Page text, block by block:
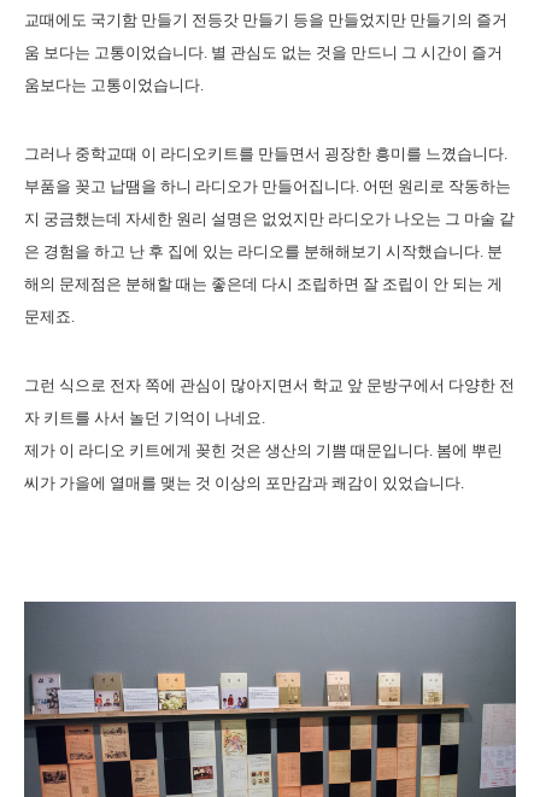
교때에도 국기함 만들기 전등갓 만들기 등을 만들었지만 만들기의 즐거
움 보다는 고통이었습니다. 별 관심도 없는 것을 만드니 그 시간이 즐거
움보다는 고통이었습니다.
그러나 중학교때 이 라디오키트를 만들면서 굉장한 흥미를 느꼈습니다.
부품을 꽂고 납땜을 하니 라디오가 만들어집니다. 어떤 원리로 작동하는
지 궁금했는데 자세한 원리 설명은 없었지만 라디오가 나오는 그 마술 같
은 경험을 하고 난 후 집에 있는 라디오를 분해해보기 시작했습니다. 분
해의 문제점은 분해할 때는 좋은데 다시 조립하면 잘 조립이 안 되는 게
문제죠.
그런 식으로 전자 쪽에 관심이 많아지면서 학교 앞 문방구에서 다양한 전
자 키트를 사서 놀던 기억이 나네요.
제가 이 라디오 키트에게 꽂힌 것은 생산의 기쁨 때문입니다. 봄에 뿌린
씨가 가을에 열매를 맺는 것 이상의 포만감과 쾌감이 있었습니다.